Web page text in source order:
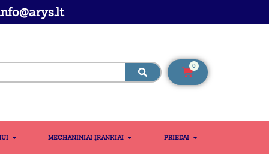
0
MECHANINIAI ĮRANKIAI PRIEDAI